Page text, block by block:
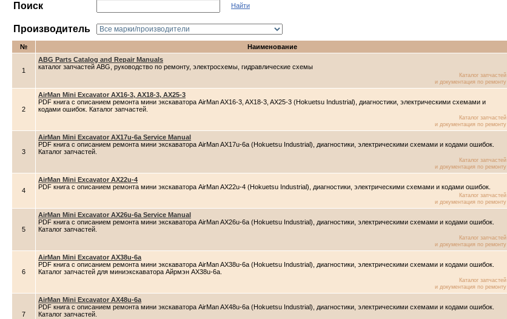
Поиск Найти
Производитель
№ Наименование
1
ABG Parts Catalog and Repair Manuals
каталог запчастей ABG, руководство по ремонту, электросхемы, гидравлические схемы
Каталог запчастей
и документация по ремонту
2
AirMan Mini Excavator AX16-3, AX18-3, AX25-3
PDF книга с описанием ремонта мини экскаватора AirMan AX16-3, AX18-3, AX25-3 (Hokuetsu Industrial), диагностики, электрическими схемами и
кодами ошибок. Каталог запчастей.
Каталог запчастей
и документация по ремонту
3
AirMan Mini Excavator AX17u-6a Service Manual
PDF книга с описанием ремонта мини экскаватора AirMan AX17u-6a (Hokuetsu Industrial), диагностики, электрическими схемами и кодами ошибок.
Каталог запчастей.
Каталог запчастей
и документация по ремонту
4
AirMan Mini Excavator AX22u-4
PDF книга с описанием ремонта мини экскаватора AirMan AX22u-4 (Hokuetsu Industrial), диагностики, электрическими схемами и кодами ошибок.
Каталог запчастей
и документация по ремонту
5
AirMan Mini Excavator AX26u-6a Service Manual
PDF книга с описанием ремонта мини экскаватора AirMan AX26u-6a (Hokuetsu Industrial), диагностики, электрическими схемами и кодами ошибок.
Каталог запчастей.
Каталог запчастей
и документация по ремонту
6
AirMan Mini Excavator AX38u-6a
PDF книга с описанием ремонта мини экскаватора AirMan AX38u-6a (Hokuetsu Industrial), диагностики, электрическими схемами и кодами ошибок.
Каталог запчастей для миниэкскаватора Айрмэн AX38u-6a.
Каталог запчастей
и документация по ремонту
7
AirMan Mini Excavator AX48u-6a
PDF книга с описанием ремонта мини экскаватора AirMan AX48u-6a (Hokuetsu Industrial), диагностики, электрическими схемами и кодами ошибок.
Каталог запчастей.